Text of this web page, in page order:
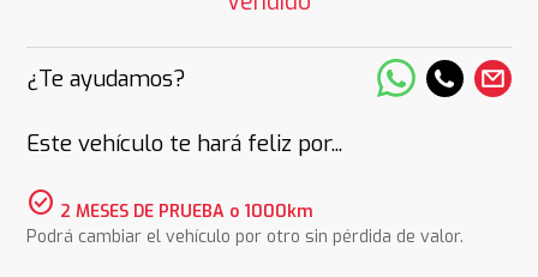
¿Te ayudamos?
Este vehículo te hará feliz por...
check_circle 2 MESES DE PRUEBA o 1000km
Podrá cambiar el vehículo por otro sin pérdida de valor.